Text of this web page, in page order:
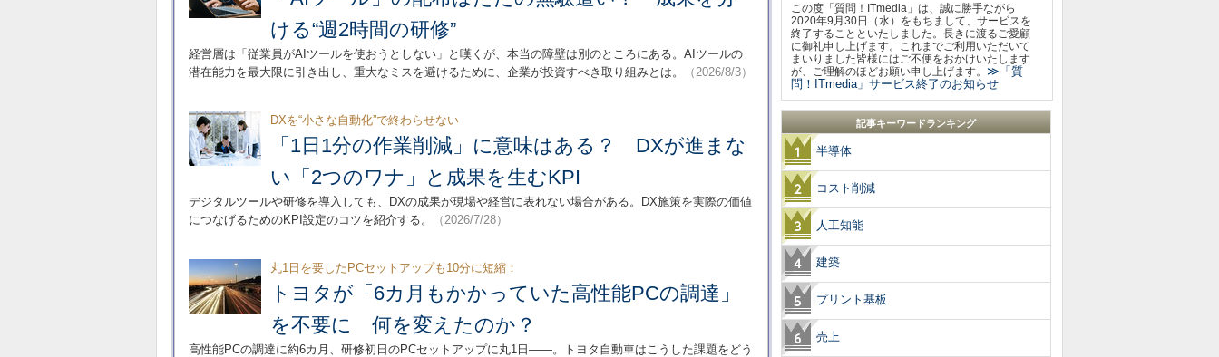
ける“週2時間の研修”
経営層は「従業員がAIツールを使おうとしない」と嘆くが、本当の障壁は別のところにある。AIツールの
潜在能力を最大限に引き出し、重大なミスを避けるために、企業が投資すべき取り組みとは。
（2026/8/3）
DXを“小さな自動化”で終わらせない
「1日1分の作業削減」に意味はある？ DXが進まな
い「2つのワナ」と成果を生むKPI
デジタルツールや研修を導入しても、DXの成果が現場や経営に表れない場合がある。DX施策を実際の価値
につなげるためのKPI設定のコツを紹介する。
（2026/7/28）
丸1日を要したPCセットアップも10分に短縮：
トヨタが「6カ月もかかっていた高性能PCの調達」
を不要に 何を変えたのか？
高性能PCの調達に約6カ月、研修初日のPCセットアップに丸1日――。トヨタ自動車はこうした課題をどう
この度「質問！ITmedia」は、誠に勝手ながら
2020年9月30日（水）をもちまして、サービスを
終了することといたしました。長きに渡るご愛顧
に御礼申し上げます。これまでご利用いただいて
まいりました皆様にはご不便をおかけいたします
が、ご理解のほどお願い申し上げます。 ≫「質
問！ITmedia」サービス終了のお知らせ
記事キーワードランキング
半導体
コスト削減
人工知能
建築
プリント基板
売上